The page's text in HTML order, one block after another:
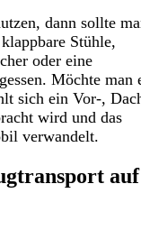
dann sollte
Stühle,
oder eine
Möchte man
sich ein Vor-,
wird und das
verwandelt.